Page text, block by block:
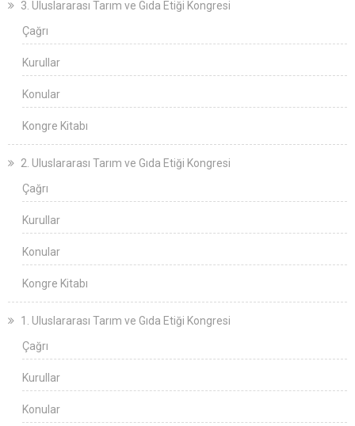
3. Uluslararası Tarım ve Gıda Etiği Kongresi
Çağrı
Kurullar
Konular
Kongre Kitabı
2. Uluslararası Tarım ve Gıda Etiği Kongresi
Çağrı
Kurullar
Konular
Kongre Kitabı
1. Uluslararası Tarım ve Gıda Etiği Kongresi
Çağrı
Kurullar
Konular